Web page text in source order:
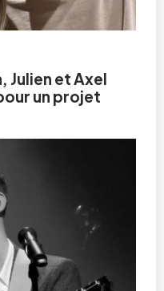
Julien et Axel
un projet